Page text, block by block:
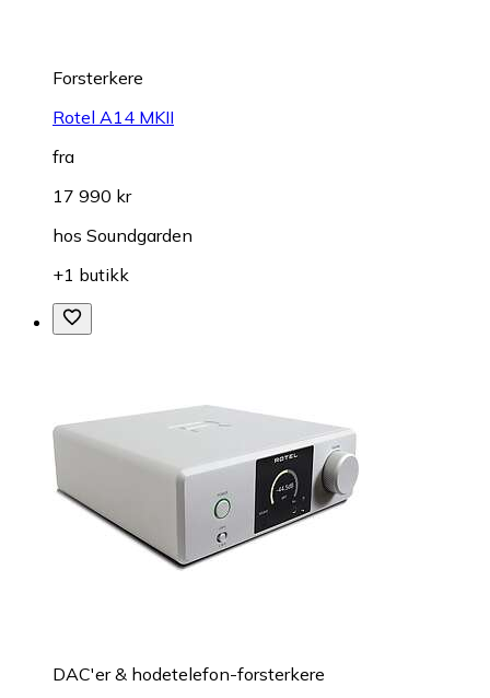
Forsterkere
Rotel A14 MKII
fra
17 990 kr
hos Soundgarden
+1 butikk
DAC'er & hodetelefon-forsterkere